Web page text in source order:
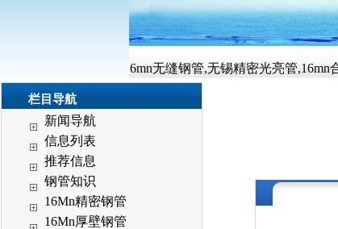
到来!本站主营有:16mn无缝钢管,无锡精密光亮管,16mn
栏目导航
新闻导航
信息列表
推荐信息
钢管知识
16Mn精密钢管
16Mn厚壁钢管